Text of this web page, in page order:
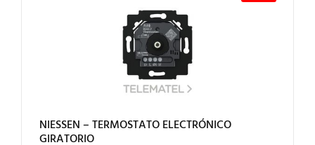
NIESSEN – TERMOSTATO ELECTRÓNICO
GIRATORIO